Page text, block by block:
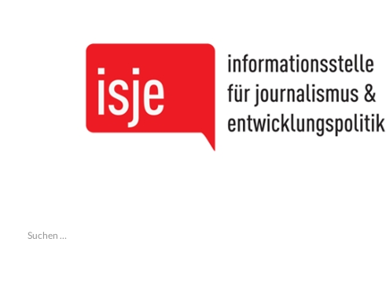
informationsstelle journalismus &
Suchen